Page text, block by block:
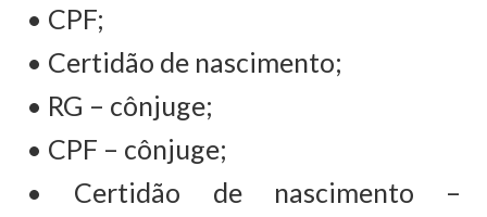
• CPF;
• Certidão de nascimento;
• RG – cônjuge;
• CPF – cônjuge;
• Certidão de nascimento –